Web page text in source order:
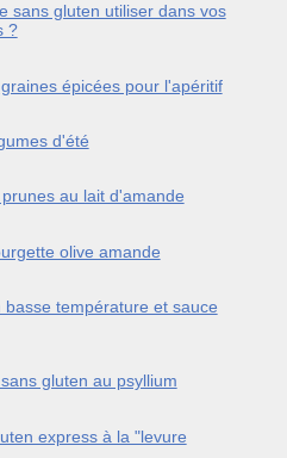
sans gluten utiliser dans vos
?
épicées pour l'apéritif
d'été
au lait d'amande
olive amande
basse température et sauce
gluten au psyllium
express à la "levure